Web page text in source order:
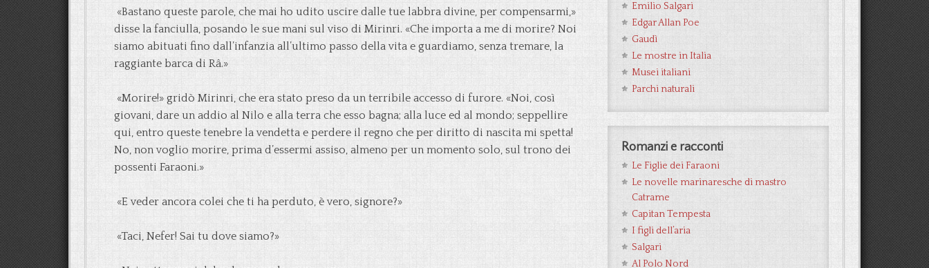
«Bastano queste parole, che mai ho udito uscire dalle tue labbra divine, per compensarmi,»
disse la fanciulla, posando le sue mani sul viso di Mirinri. «Che importa a me di morire? Noi
siamo abituati fino dall’infanzia all’ultimo passo della vita e guardiamo, senza tremare, la
raggiante barca di Râ.»
«Morire!» gridò Mirinri, che era stato preso da un terribile accesso di furore. «Noi, così
giovani, dare un addio al Nilo e alla terra che esso bagna; alla luce ed al mondo; seppellire
qui, entro queste tenebre la vendetta e perdere il regno che per diritto di nascita mi spetta!
No, non voglio morire, prima d’essermi assiso, almeno per un momento solo, sul trono dei
possenti Faraoni.»
«E veder ancora colei che ti ha perduto, è vero, signore?»
«Taci, Nefer! Sai tu dove siamo?»
Emilio Salgari
Edgar Allan Poe
Gaudì
Le mostre in Italia
Musei italiani
Parchi naturali
Romanzi e racconti
Le Figlie dei Faraoni
Le novelle marinaresche di mastro
Catrame
Capitan Tempesta
I figli dell’aria
Salgari
Al Polo Nord